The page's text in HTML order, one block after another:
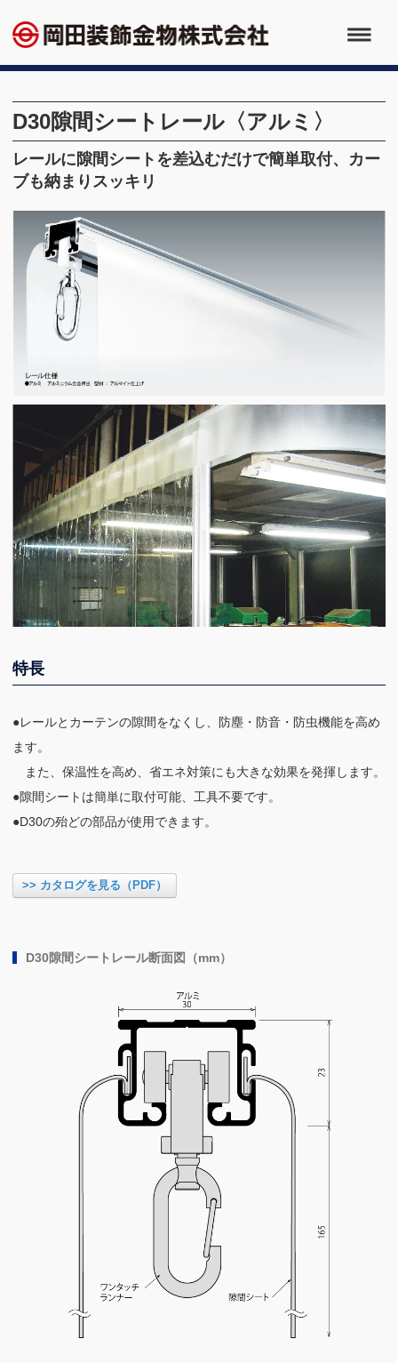
D30隙間シートレール〈アルミ〉
レールに隙間シートを差込むだけで簡単取付、カー
ブも納まりスッキリ
特長
●レールとカーテンの隙間をなくし、防塵・防音・防虫機能を高め
ます。
また、保温性を高め、省エネ対策にも大きな効果を発揮します。
●隙間シートは簡単に取付可能、工具不要です。
●D30の殆どの部品が使用できます。
>> カタログを見る（PDF）
D30隙間シートレール断面図（mm）